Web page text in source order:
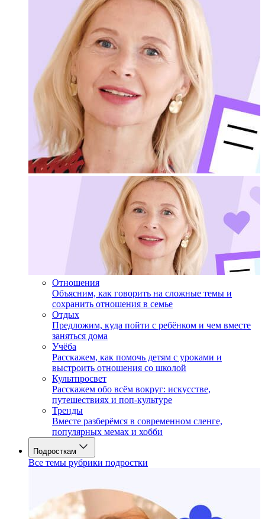
Отношения
Объясним, как говорить на сложные темы и
сохранить отношения в семье
Отдых
Предложим, куда пойти с ребёнком и чем вместе
заняться дома
Учёба
Расскажем, как помочь детям с уроками и
выстроить отношения со школой
Культпросвет
Расскажем обо всём вокруг: искусстве,
путешествиях и поп-культуре
Тренды
Вместе разберёмся в современном сленге,
популярных мемах и хобби
Подросткам
Все темы рубрики подростки